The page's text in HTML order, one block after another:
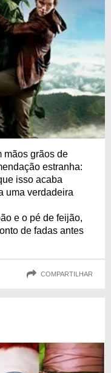
mãos grãos de
estranha:
isso acaba
uma verdadeira
e o pé de feijão,
de fadas antes
COMPARTILHAR